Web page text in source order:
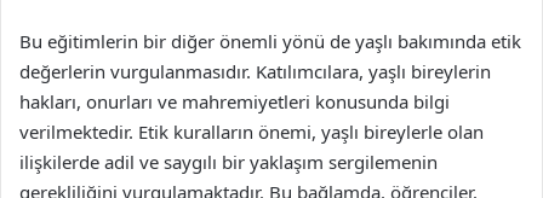
Bu eğitimlerin bir diğer önemli yönü de yaşlı bakımında etik
değerlerin vurgulanmasıdır. Katılımcılara, yaşlı bireylerin
hakları, onurları ve mahremiyetleri konusunda bilgi
verilmektedir. Etik kuralların önemi, yaşlı bireylerle olan
ilişkilerde adil ve saygılı bir yaklaşım sergilemenin
gerekliliğini vurgulamaktadır. Bu bağlamda, öğrenciler,